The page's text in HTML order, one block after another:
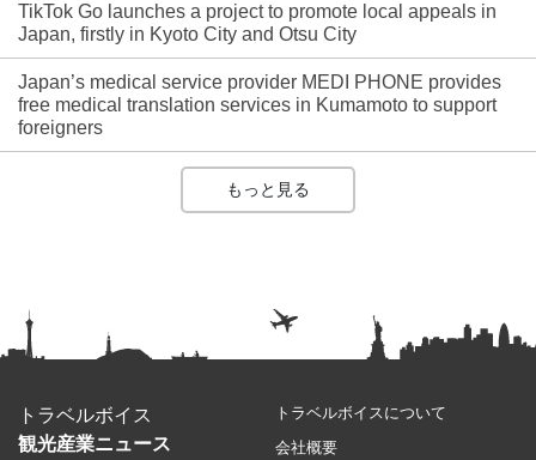
TikTok Go launches a project to promote local appeals in
Japan, firstly in Kyoto City and Otsu City
Japan’s medical service provider MEDI PHONE provides
free medical translation services in Kumamoto to support
foreigners
もっと見る
トラベルボイス
観光産業ニュース
トラベルボイスについて
会社概要